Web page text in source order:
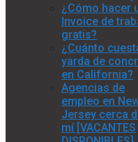
¿Cómo hacer
Invoice de
gratis?
¿Cuánto
yarda de
en California?
Agencias de
empleo en
Jersey cerca
mí [VACANTES